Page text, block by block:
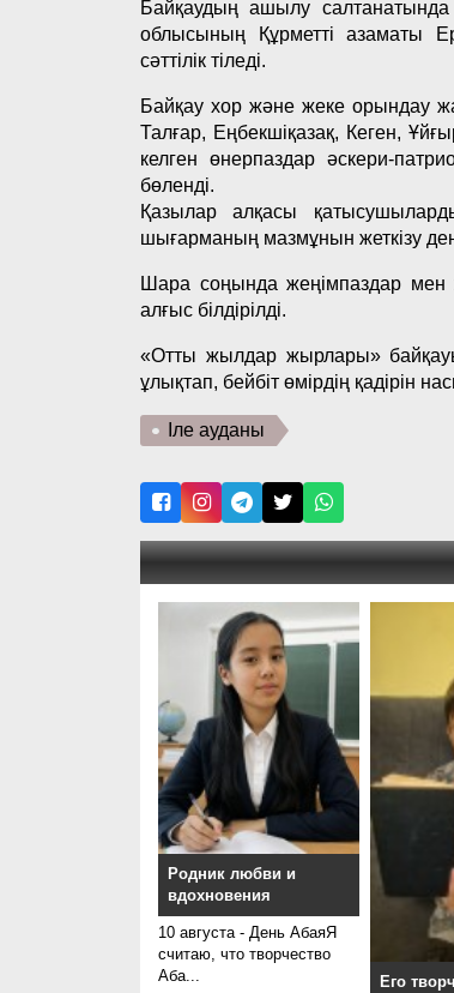
Байқаудың ашылу
облысының Құрметті азаматы
сәттілік тіледі.
Байқау хор және жеке орындау
Талғар, Еңбекшіқазақ, Кеген,
келген өнерпаздар әскери-
бөленді.
Қазылар алқасы
шығарманың мазмұнын жеткізу
Шара соңында жеңімпаздар мен
алғыс білдірілді.
«Отты жылдар жырлары»
ұлықтап, бейбіт өмірдің қадірін
Іле ауданы
Родник любви и
вдохновения
10 августа - День АбаяЯ
считаю, что творчество
Аба...
Его